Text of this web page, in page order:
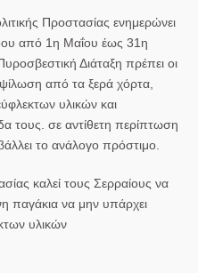
Προστασίας ενημερώνει
από 1η Μαΐου έως 31η
Διάταξη πρέπει οι
από τα ξερά χόρτα,
υλικών και
τους. σε αντίθετη περίπτωση
το ανάλογο πρόστιμο.
καλεί τους Σερραίους να
παγάκια να μην υπάρχει
υλικών